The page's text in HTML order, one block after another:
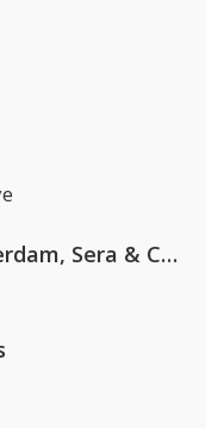
Kris Kross Amsterdam, Sera & Conor Maynard